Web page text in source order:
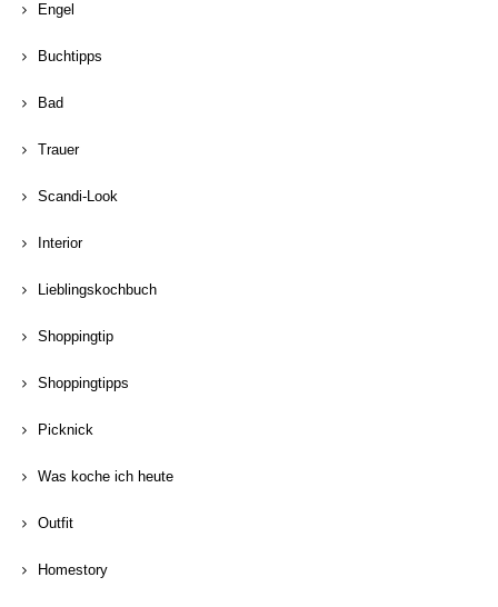
Engel
Buchtipps
Bad
Trauer
Scandi-Look
Interior
Lieblingskochbuch
Shoppingtip
Shoppingtipps
Picknick
Was koche ich heute
Outfit
Homestory